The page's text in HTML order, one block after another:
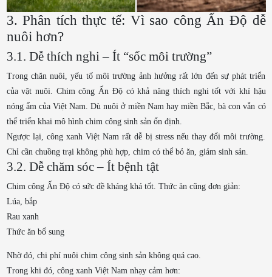
3. Phân tích thực tế: Vì sao công Ấn Độ dễ
nuôi hơn?
3.1. Dễ thích nghi – Ít “sốc môi trường”
Trong chăn nuôi, yếu tố môi trường ảnh hưởng rất lớn đến sự phát triển
của vật nuôi. Chim công Ấn Độ có khả năng thích nghi tốt với khí hậu
nóng ẩm của Việt Nam. Dù nuôi ở miền Nam hay miền Bắc, bà con vẫn có
thể triển khai mô hình chim công sinh sản ổn định.
Ngược lại, công xanh Việt Nam rất dễ bị stress nếu thay đổi môi trường.
Chỉ cần chuồng trại không phù hợp, chim có thể bỏ ăn, giảm sinh sản.
3.2. Dễ chăm sóc – Ít bệnh tật
Chim công Ấn Độ có sức đề kháng khá tốt. Thức ăn cũng đơn giản:
Lúa, bắp
Rau xanh
Thức ăn bổ sung
Nhờ đó, chi phí nuôi chim công sinh sản không quá cao.
Trong khi đó, công xanh Việt Nam nhạy cảm hơn: